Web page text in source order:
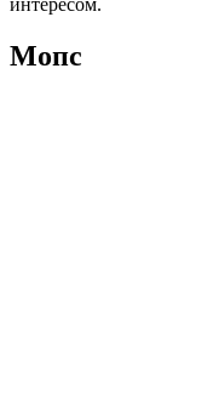
Мопс